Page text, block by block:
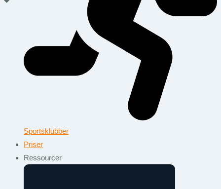
Sportsklubber
Priser
Ressourcer